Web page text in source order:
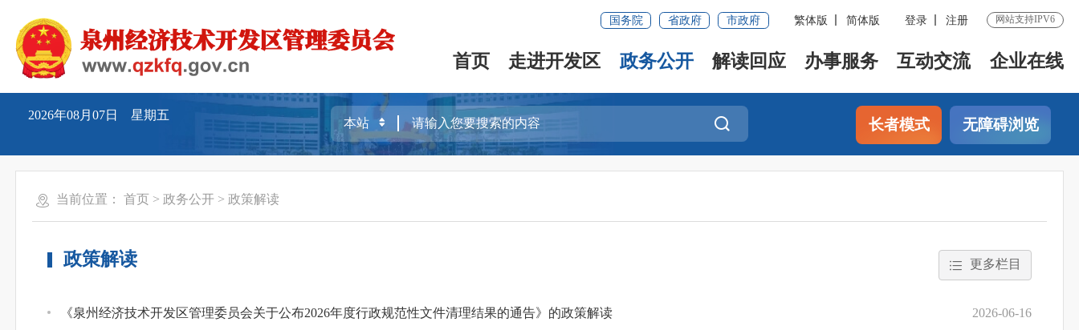
国务院 省政府 市政府 繁体版 简体版 登录 注册 网站支持IPV6
首页 走进开发区 政务公开 解读回应 办事服务 互动交流 企业在线
2026年08月07日 星期五
长者模式 无障碍浏览
当前位置： 首页 >政务公开 >政策解读
政策解读 更多栏目
《泉州经济技术开发区管理委员会关于公布2026年度行政规范性文件清理结果的通告》的政策解读 2026-06-16